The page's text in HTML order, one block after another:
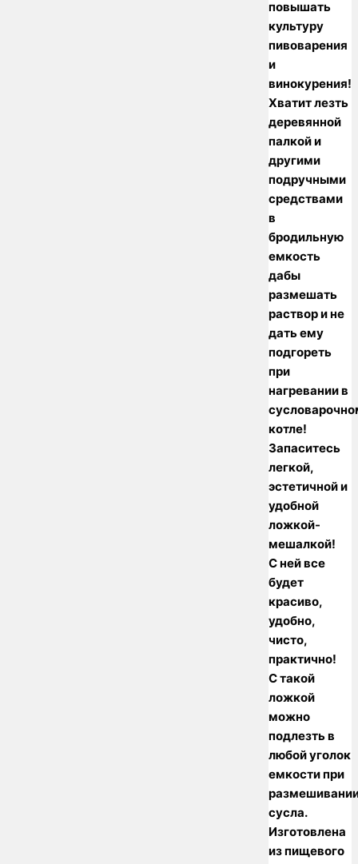
повышать
культуру
пивоварения
и
винокурения!
Хватит лезть
деревянной
палкой и
другими
подручными
средствами
в
бродильную
емкость
дабы
размешать
раствор и не
дать ему
подгореть
при
нагревании в
котле!
Запаситесь
легкой,
эстетичной и
удобной
ложкой-
мешалкой!
С ней все
будет
красиво,
удобно,
чисто,
практично!
С такой
ложкой
можно
подлезть в
любой уголок
емкости при
сусла.
Изготовлена
из пищевого